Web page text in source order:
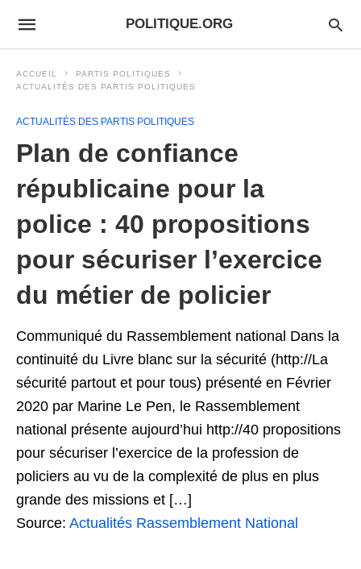
POLITIQUE.ORG
ACCUEIL
PARTIS POLITIQUES
ACTUALITÉS DES PARTIS POLITIQUES
ACTUALITÉS DES PARTIS POLITIQUES
Plan de confiance
républicaine pour la
police : 40 propositions
pour sécuriser l’exercice
du métier de policier
Communiqué du Rassemblement national Dans la
continuité du Livre blanc sur la sécurité (http://La
sécurité partout et pour tous) présenté en Février
2020 par Marine Le Pen, le Rassemblement
national présente aujourd’hui http://40 propositions
pour sécuriser l’exercice de la profession de
policiers au vu de la complexité de plus en plus
grande des missions et […]
Source: Actualités Rassemblement National